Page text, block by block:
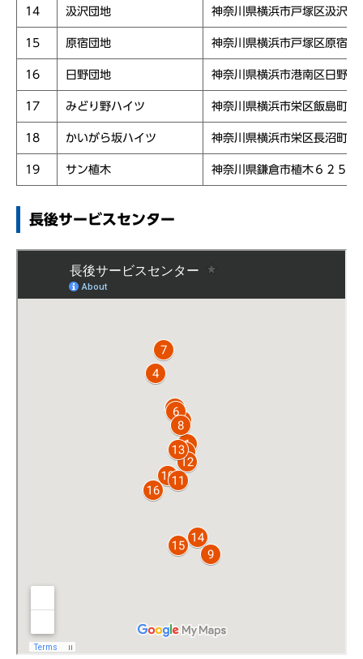
14 汲沢団地 神奈川県横浜市戸塚区汲沢１
15 原宿団地 神奈川県横浜市戸塚区原宿５
16 日野団地 神奈川県横浜市港南区日野中
17 みどり野ハイツ 神奈川県横浜市栄区飯島町２
18 かいがら坂ハイツ 神奈川県横浜市栄区長沼町５
19 サン植木 神奈川県鎌倉市植木６２５
長後サービスセンター